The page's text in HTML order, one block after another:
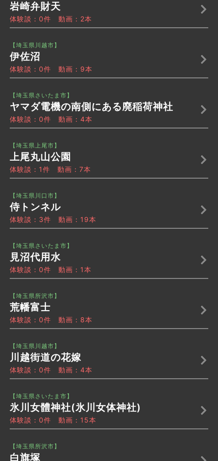
岩崎弁財天
体験談：0件 動画：2本
【埼玉県川越市】
伊佐沼
体験談：0件 動画：9本
【埼玉県さいたま市】
ヤマダ電機の南側にある廃稲荷神社
体験談：0件 動画：4本
【埼玉県上尾市】
上尾丸山公園
体験談：1件 動画：7本
【埼玉県川口市】
侍トンネル
体験談：3件 動画：19本
【埼玉県さいたま市】
見沼代用水
体験談：0件 動画：1本
【埼玉県所沢市】
荒幡富士
体験談：0件 動画：8本
【埼玉県川越市】
川越街道の花嫁
体験談：0件 動画：4本
【埼玉県さいたま市】
氷川女體神社(氷川女体神社)
体験談：0件 動画：15本
【埼玉県所沢市】
白旗塚